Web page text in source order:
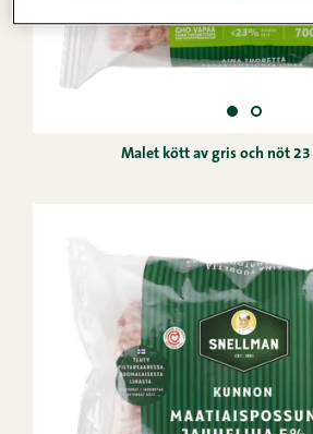
Malet kött av gris och nöt 23